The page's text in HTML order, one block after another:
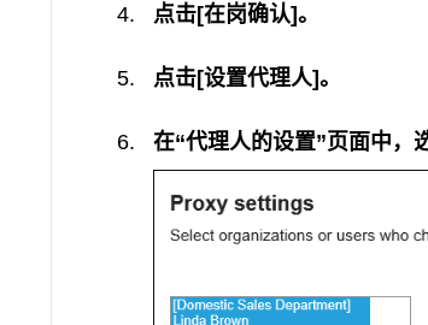
点击[在岗确认]。
点击[设置代理人]。
在“代理人的设置”页面中，